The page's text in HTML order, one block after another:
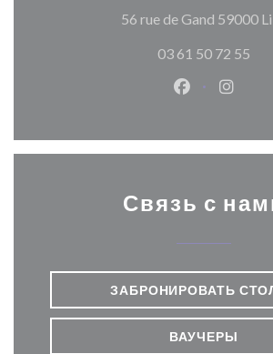
56 rue de Gand 59000
03 61 50 72 55
Facebook
Связь с
ЗАБРОНИРОВАТЬ
ВАУЧЕРЫ